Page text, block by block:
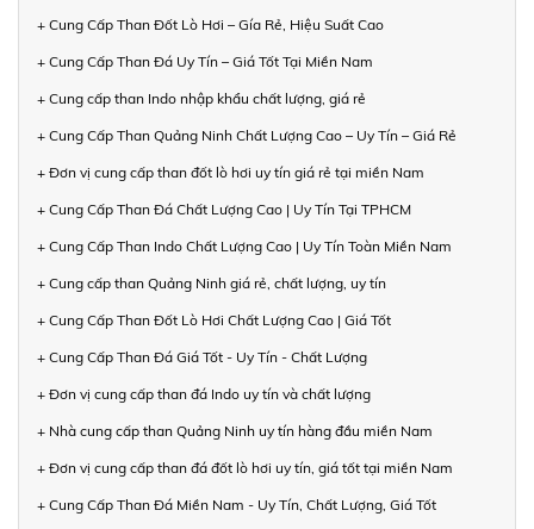
+ Cung Cấp Than Đốt Lò Hơi – Gía Rẻ, Hiệu Suất Cao
+ Cung Cấp Than Đá Uy Tín – Giá Tốt Tại Miền Nam
+ Cung cấp than Indo nhập khẩu chất lượng, giá rẻ
+ Cung Cấp Than Quảng Ninh Chất Lượng Cao – Uy Tín – Giá Rẻ
+ Đơn vị cung cấp than đốt lò hơi uy tín giá rẻ tại miền Nam
+ Cung Cấp Than Đá Chất Lượng Cao | Uy Tín Tại TPHCM
+ Cung Cấp Than Indo Chất Lượng Cao | Uy Tín Toàn Miền Nam
+ Cung cấp than Quảng Ninh giá rẻ, chất lượng, uy tín
+ Cung Cấp Than Đốt Lò Hơi Chất Lượng Cao | Giá Tốt
+ Cung Cấp Than Đá Giá Tốt - Uy Tín - Chất Lượng
+ Đơn vị cung cấp than đá Indo uy tín và chất lượng
+ Nhà cung cấp than Quảng Ninh uy tín hàng đầu miền Nam
+ Đơn vị cung cấp than đá đốt lò hơi uy tín, giá tốt tại miền Nam
+ Cung Cấp Than Đá Miền Nam - Uy Tín, Chất Lượng, Giá Tốt